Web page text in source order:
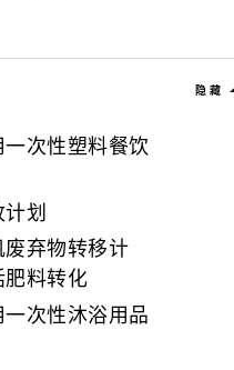
隐藏
次性塑料餐饮
划
弃物转移计
料转化
次性沐浴用品